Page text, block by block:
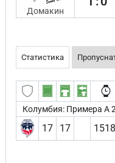
Домакин
Статистика
Колумбия: Примера А
17 17